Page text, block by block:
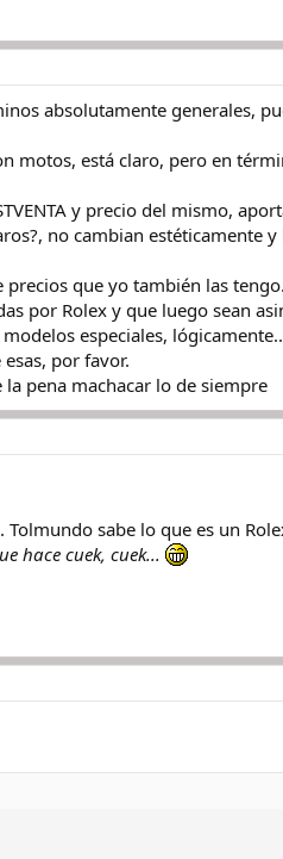
absolutamente generales,
motos, está claro, pero en
y precio del mismo,
no cambian estéticamente
que yo también las
por Rolex y que luego sean
especiales,
por favor.
pena machacar lo de siempre
sabe lo que es un
hace cuek, cuek...